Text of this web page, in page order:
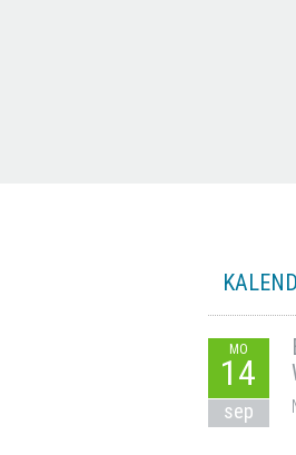
MO
14
sep